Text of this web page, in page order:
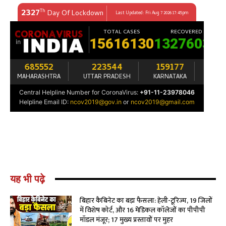
यह भी पढ़े
बिहार कैबिनेट का बड़ा फैसला: हेली-टूरिज्म, 19 जिलों
में विशेष कोर्ट, और 16 मेडिकल कॉलेजों का पीपीपी
मॉडल मंजूर; 17 मुख्य प्रस्तावों पर मुहर